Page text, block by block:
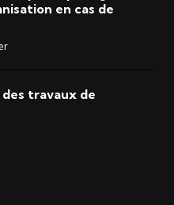
en cas de
travaux de